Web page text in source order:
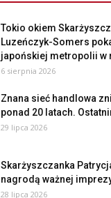
Tokio okiem
Luzeńczyk-Somers
japońskiej metropolii w
6 sierpnia 2026
Znana sieć handlowa
ponad 20 latach.
29 lipca 2026
Skarżyszczanka
nagrodą ważnej
28 lipca 2026